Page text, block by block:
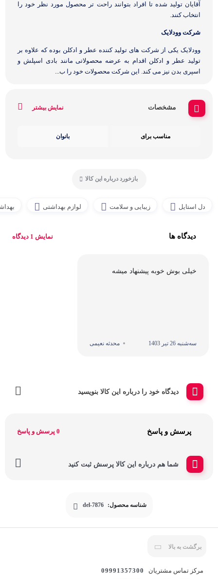
آقایان تولید شده تا افراد بتوانند راحت تر محصول مورد نظر خود را
انتخاب کنند.
شرکت وودلایک
وودلایک یکی از شرکت های تولید کننده عطر و ادکلن بوده که علاوه بر
تولید عطر و ادکلن اقدام به عرضه محصولاتی مانند بادی اسپلش و
اسپری بدن نیز می کند. این شرکت محصولات خود را ب...
مشخصات نمایش بیشتر
مناسب برای بانوان
بازخورد درباره این کالا
دل استایل زیبایی و سلامت لوازم بهداشتی
دیدگاه ها نمایش 1 دیدگاه
خیلی بوش خوبه پیشنهاد میشه
سه‌شنبه 26 تیر 1403 محدثه نعیمی
دیدگاه خود را درباره این کالا بنویسید
پرسش و پاسخ 0 پرسش و پاسخ
شما هم درباره این کالا پرسش ثبت کنید
شناسه محصول: del-7876
برگشت به بالا
مرکز تماس مشتریان
09991357300